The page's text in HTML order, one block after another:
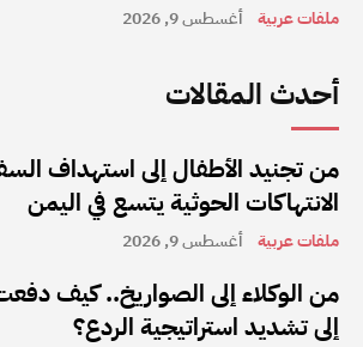
ملفات عربية أغسطس 9, 2026
أحدث المقالات
من تجنيد الأطفال إلى استهداف
الانتهاكات الحوثية يتسع في اليمن
ملفات عربية أغسطس 9, 2026
من الوكلاء إلى الصواريخ.. كيف
إلى تشديد استراتيجية الردع؟